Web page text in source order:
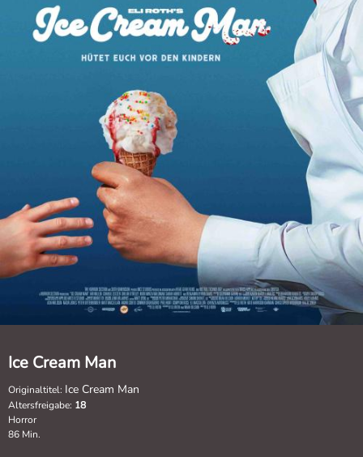
Ice Cream Man
Originaltitel: Ice Cream Man
Altersfreigabe: 18
Horror
86 Min.